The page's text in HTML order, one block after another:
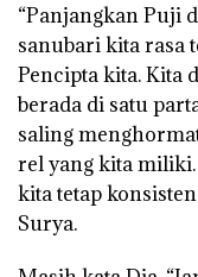
“Panjangkan Puji
sanubari kita rasa
Pencipta kita. Kita
berada di satu
saling
rel yang kita
kita tetap
Surya.